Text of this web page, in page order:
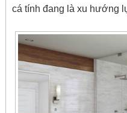
cá tính đang là xu hướng